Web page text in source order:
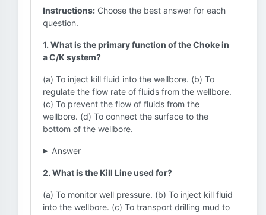
Instructions: Choose the best answer for each
question.
1. What is the primary function of the Choke in
a C/K system?
(a) To inject kill fluid into the wellbore. (b) To
regulate the flow rate of fluids from the wellbore.
(c) To prevent the flow of fluids from the
wellbore. (d) To connect the surface to the
bottom of the wellbore.
Answer
2. What is the Kill Line used for?
(a) To monitor well pressure. (b) To inject kill fluid
into the wellbore. (c) To transport drilling mud to